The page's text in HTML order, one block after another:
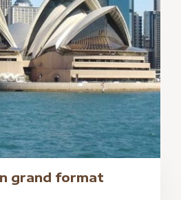
grand format